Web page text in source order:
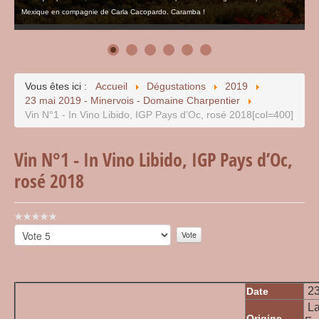
Mexique en compagnie de Carla Cacopardo. Caramba !
Vous êtes ici : Accueil Dégustations
2019
23 mai 2019 - Minervois - Domaine Charpentier
Vin N°1 - In Vino Libido, IGP Pays d’Oc, rosé 2018[col=400]
Vin N°1 - In Vino Libido, IGP Pays d’Oc,
rosé 2018
Vote
utilisateur:
Veuillez
voter
Date